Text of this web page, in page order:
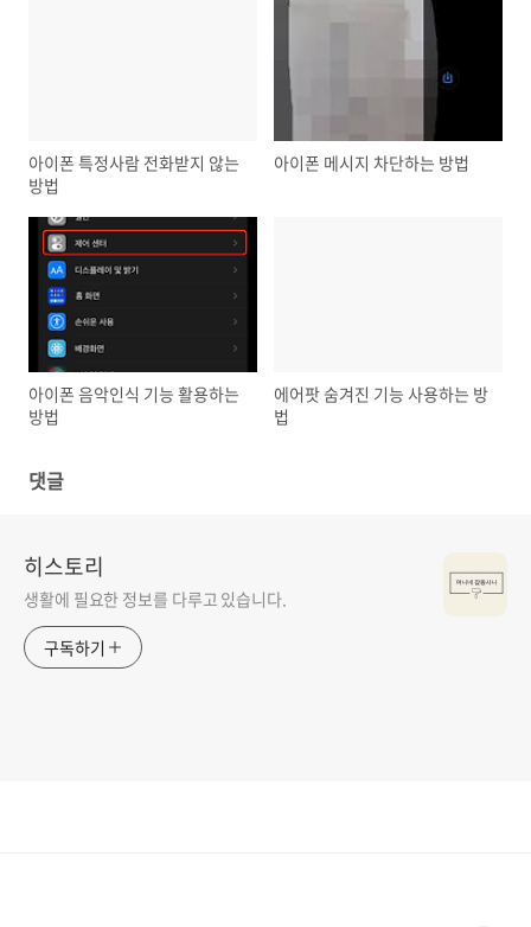
아이폰 특정사람 전화받지 않는
방법
아이폰 메시지 차단하는 방법
아이폰 음악인식 기능 활용하는
방법
에어팟 숨겨진 기능 사용하는 방
법
댓글
히스토리
생활에 필요한 정보를 다루고 있습니다.
구독하기